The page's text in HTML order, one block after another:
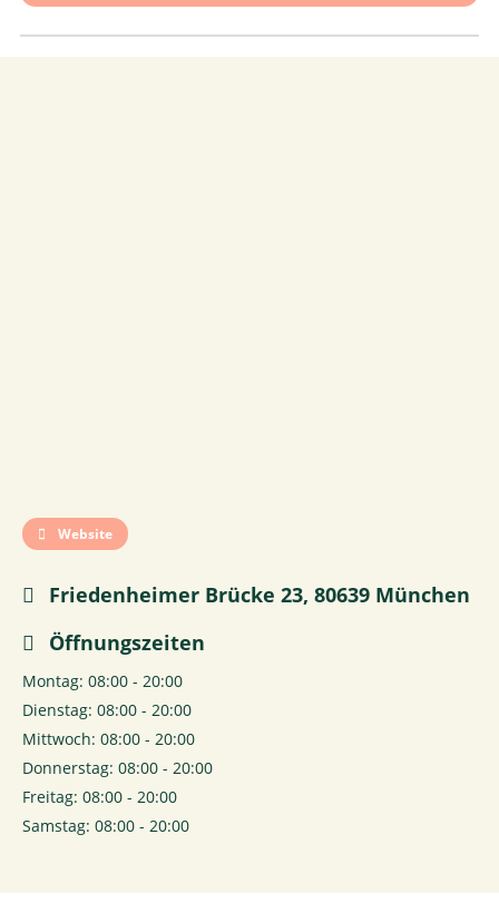
Website
Friedenheimer Brücke 23, 80639 München
Öffnungszeiten
Montag: 08:00 - 20:00
Dienstag: 08:00 - 20:00
Mittwoch: 08:00 - 20:00
Donnerstag: 08:00 - 20:00
Freitag: 08:00 - 20:00
Samstag: 08:00 - 20:00